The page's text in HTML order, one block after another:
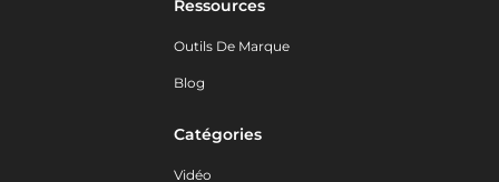
Ressources
Outils De Marque
Blog
Catégories
Vidéo